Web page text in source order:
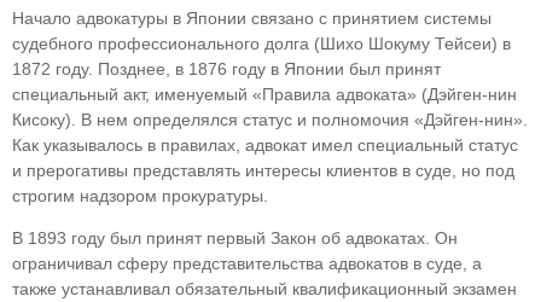
Начало адвокатуры в Японии связано с приня­тием системы
судебного профессионального дол­га (Шихо Шокуму Тейсеи) в
1872 году. Позднее, в 1876 году в Японии был принят
специальный акт, именуемый «Правила адвоката» (Дэйген-нин
Кисоку). В нем определялся статус и полномо­чия «Дэйген-нин».
Как указывалось в правилах, адвокат имел специальный статус
и прерогативы представлять интересы клиентов в суде, но под
строгим надзором прокуратуры.
В 1893 году был принят первый Закон об адво­катах. Он
ограничивал сферу представительства адвокатов в суде, а
также устанавливал обязатель­ный квалификационный экзамен